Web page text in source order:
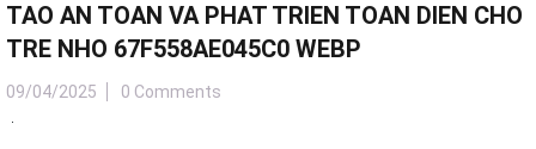
TAO AN TOAN VA PHAT TRIEN TOAN DIEN CHO
TRE NHO 67F558AE045C0 WEBP
09/04/2025 0 Comments